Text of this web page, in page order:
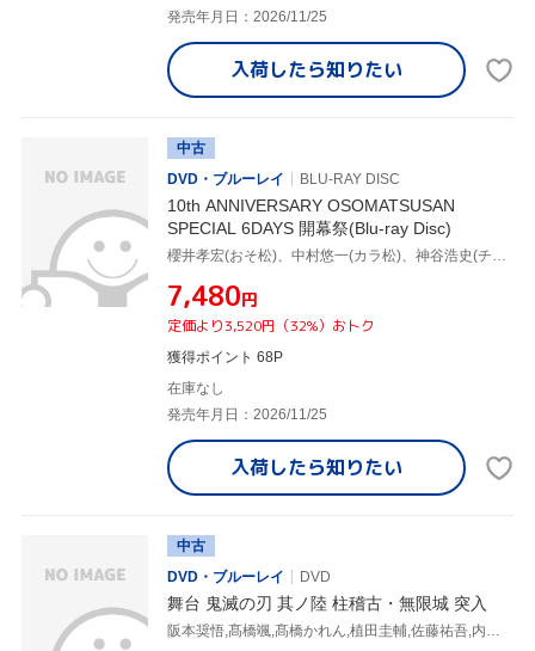
発売年月日：2026/11/25
入荷したら知りたい
中古
DVD・ブルーレイ
BLU-RAY DISC
10th ANNIVERSARY OSOMATSUSAN
SPECIAL 6DAYS 開幕祭(Blu-ray Disc)
櫻井孝宏(おそ松)、中村悠一(カラ松)、神谷浩史(チョロ松)、福山潤(一松)、小野大輔(十四松)、入野自由(トド松)、遠藤綾(トト子)、鈴村健一(イヤミ)、國立幸(チビ太)、上田燿司(デカパン)、飛田
¥7,480円
定価より3,520円（32%）おトク
獲得ポイント 68P
在庫なし
発売年月日：2026/11/25
入荷したら知りたい
中古
DVD・ブルーレイ
DVD
舞台 鬼滅の刃 其ノ陸 柱稽古・無限城 突入
阪本奨悟,髙橋颯,髙橋かれん,植田圭輔,佐藤祐吾,内海太一,井手柚花,吾峠呼世晴